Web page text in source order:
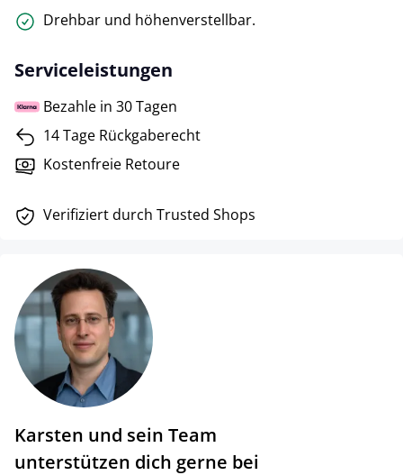
Drehbar und höhenverstellbar.
Serviceleistungen
Bezahle in 30 Tagen
14 Tage Rückgaberecht
Kostenfreie Retoure
Verifiziert durch Trusted Shops
Karsten und sein Team
unterstützen dich gerne bei